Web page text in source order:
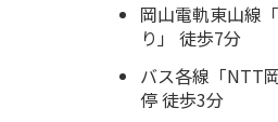
岡山電軌東山線
り」 徒歩7分
バス各線「NTT
停 徒歩3分